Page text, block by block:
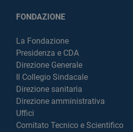
FONDAZIONE
La Fondazione
Presidenza e CDA
Direzione Generale
Il Collegio Sindacale
Direzione sanitaria
Direzione amministrativa
Uffici
Comitato Tecnico e Scientifico